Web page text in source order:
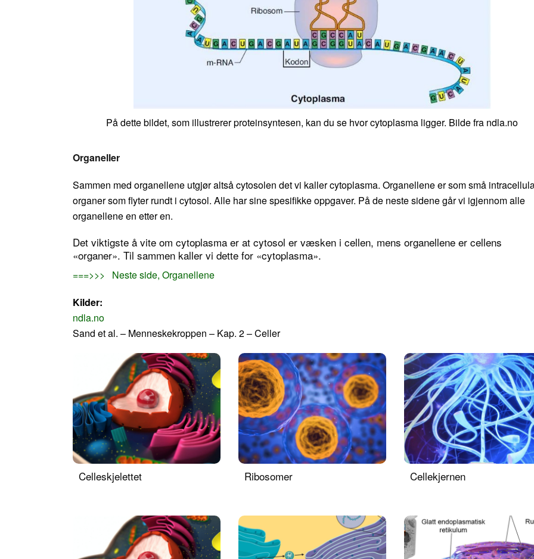
På dette bildet, som illustrerer proteinsyntesen, kan du se hvor cytoplasma ligger. Bilde fra ndla.no
Organeller
Sammen med organellene utgjør altså cytosolen det vi kaller cytoplasma. Organellene er som små
organer som flyter rundt i cytosol. Alle har sine spesifikke oppgaver. På de neste sidene går vi igjennom alle
organellene en etter en.
Det viktigste å vite om cytoplasma er at cytosol er væsken i cellen, mens organellene er cellens
«organer». Til sammen kaller vi dette for «cytoplasma».
===>>> Neste side, Organellene
Kilder:
ndla.no
Sand et al. – Menneskekroppen – Kap. 2 – Celler
Celleskjelettet Ribosomer Cellekjernen